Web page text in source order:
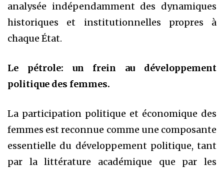
analysée indépendamment des dynamiques
historiques et institutionnelles propres à
chaque État.
Le pétrole: un frein au développement
politique des femmes.
La participation politique et économique des
femmes est reconnue comme une composante
essentielle du développement politique, tant
par la littérature académique que par les